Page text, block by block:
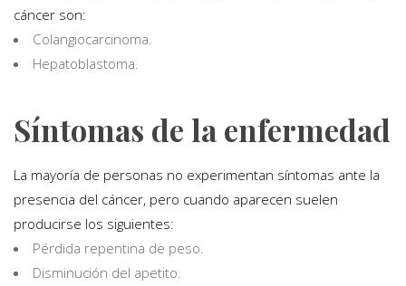
cáncer son:
Colangiocarcinoma.
Hepatoblastoma.
Síntomas de la enfermedad
La mayoría de personas no experimentan síntomas ante la
presencia del cáncer, pero cuando aparecen suelen
producirse los siguientes:
Pérdida repentina de peso.
Disminución del apetito.